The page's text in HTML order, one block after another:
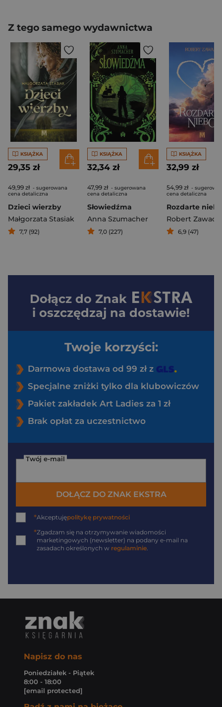
Z tego samego wydawnictwa
KSIĄŻKA
29,35 zł
49,99 zł - sugerowana
cena detaliczna
Dzieci wierzby
Małgorzata Stasiak
7,7 (92)
KSIĄŻKA
32,34 zł
47,99 zł - sugerowana
cena detaliczna
Słowiedźma
Anna Szumacher
7,0 (227)
KSIĄŻKA
32,99 zł
54,99 zł -
cena detaliczna
Rozdarte niebo
Robert Zawada
6,9 (47)
Dołącz do Znak
i oszczędzaj na dostawie!
Twoje korzyści:
Darmowa dostawa od 99 zł z
Specjalne zniżki tylko dla klubowiczów
Pakiet zakładek Art Ladies za 1 zł
Brak opłat za uczestnictwo
Twój e-mail
DOŁĄCZ DO ZNAK EKSTRA
*Akceptujępolitykę prywatności
*Zgadzam się na otrzymywanie wiadomości
marketingowych (newsletter) na podany e-mail na
zasadach określonych w regulaminie.
Napisz do nas
Poniedziałek - Piątek
8:00 - 18:00
[email protected]